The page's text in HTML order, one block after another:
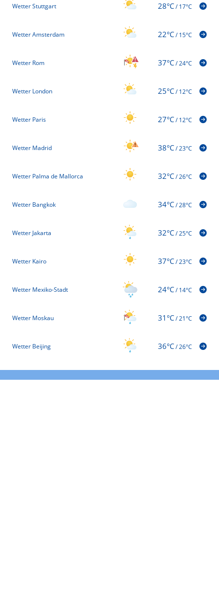
Wetter Stuttgart 28°C/17°C
Wetter Amsterdam 22°C/15°C
Wetter Rom 37°C/24°C
Wetter London 25°C/12°C
Wetter Paris 27°C/12°C
Wetter Madrid 38°C/23°C
Wetter Palma de Mallorca 32°C/26°C
Wetter Bangkok 34°C/28°C
Wetter Jakarta 32°C/25°C
Wetter Kairo 37°C/23°C
Wetter Mexiko-Stadt 24°C/14°C
Wetter Moskau 31°C/21°C
Wetter Beijing 36°C/26°C